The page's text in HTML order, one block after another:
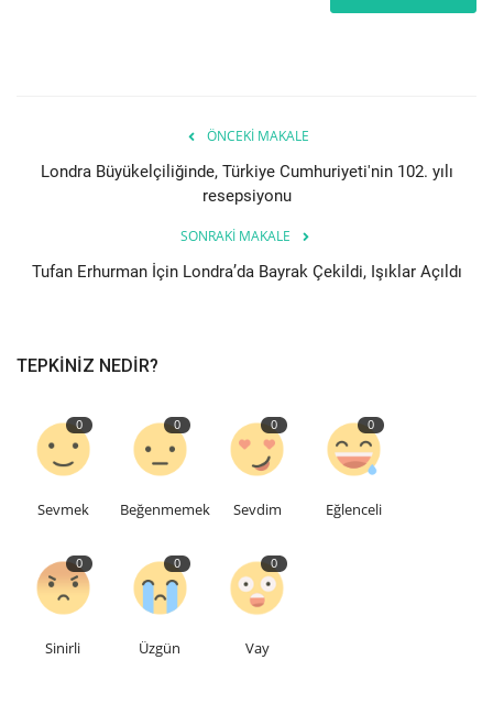
ÖNCEKI MAKALE
Londra Büyükelçiliğinde, Türkiye Cumhuriyeti'nin 102. yılı
resepsiyonu
SONRAKI MAKALE
Tufan Erhurman İçin Londra’da Bayrak Çekildi, Işıklar Açıldı
TEPKINIZ NEDIR?
0
Sevmek
0
Beğenmemek
0
Sevdim
0
Eğlenceli
0
Sinirli
0
Üzgün
0
Vay